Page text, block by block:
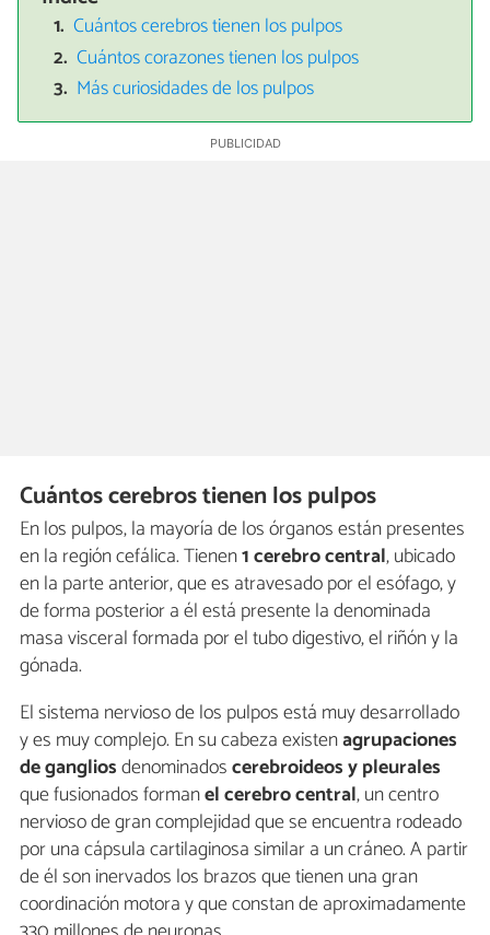
Cuántos cerebros tienen los pulpos
Cuántos corazones tienen los pulpos
Más curiosidades de los pulpos
Cuántos cerebros tienen los pulpos
En los pulpos, la mayoría de los órganos están presentes
en la región cefálica. Tienen1 cerebro central, ubicado
en la parte anterior, que es atravesado por el esófago, y
de forma posterior a él está presente la denominada
masa visceral formada por el tubo digestivo, el riñón y la
gónada.
El sistema nervioso de los pulpos está muy desarrollado
y es muy complejo. En su cabeza existenagrupaciones
de gangliosdenominadoscerebroideos y pleurales
que fusionados formanel cerebro central, un centro
nervioso de gran complejidad que se encuentra rodeado
por una cápsula cartilaginosa similar a un cráneo. A partir
de él son inervados los brazos que tienen una gran
coordinación motora y que constan de aproximadamente